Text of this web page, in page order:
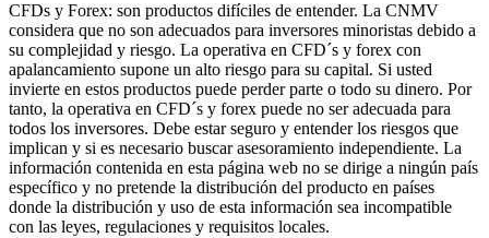
CFDs y Forex: son productos difíciles de entender. La CNMV
considera que no son adecuados para inversores minoristas debido a
su complejidad y riesgo. La operativa en CFD´s y forex con
apalancamiento supone un alto riesgo para su capital. Si usted
invierte en estos productos puede perder parte o todo su dinero. Por
tanto, la operativa en CFD´s y forex puede no ser adecuada para
todos los inversores. Debe estar seguro y entender los riesgos que
implican y si es necesario buscar asesoramiento independiente. La
información contenida en esta página web no se dirige a ningún país
específico y no pretende la distribución del producto en países
donde la distribución y uso de esta información sea incompatible
con las leyes, regulaciones y requisitos locales.